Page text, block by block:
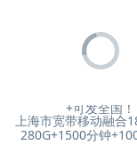
+可发全国！
上海市宽带移动融合
280G+1500分钟